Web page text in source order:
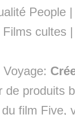
People
Films cultes
de produits
film Five,